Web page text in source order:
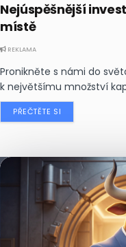
Nejúspěšnější
místě
REKLAMA
Pronikněte s námi do
k největšímu množství
PŘEČTĚTE SI
Nejčtenější